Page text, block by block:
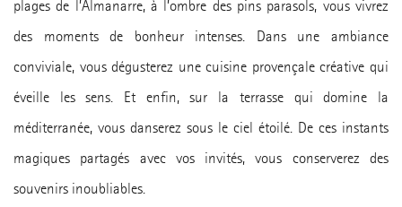
plages de l’Almanarre, à l’ombre des pins parasols, vous vivrez
des moments de bonheur intenses. Dans une ambiance
conviviale, vous dégusterez une cuisine provençale créative qui
éveille les sens. Et enfin, sur la terrasse qui domine la
méditerranée, vous danserez sous le ciel étoilé. De ces instants
magiques partagés avec vos invités, vous conserverez des
souvenirs inoubliables.